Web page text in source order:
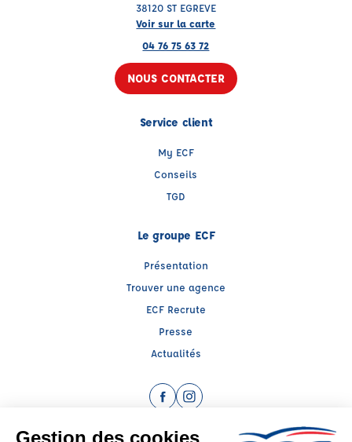
38120 ST EGREVE
Voir sur la carte
04 76 75 63 72
NOUS CONTACTER
Service client
My ECF
Conseils
TGD
Le groupe ECF
Présentation
Trouver une agence
ECF Recrute
Presse
Actualités
Facebook (nouvelle fenêtre)
Instagram (nouvelle fenêtre)
Raison sociale : CTRE D'EDUCATION ET DE SECURITE ROUTIERE - Capital social: